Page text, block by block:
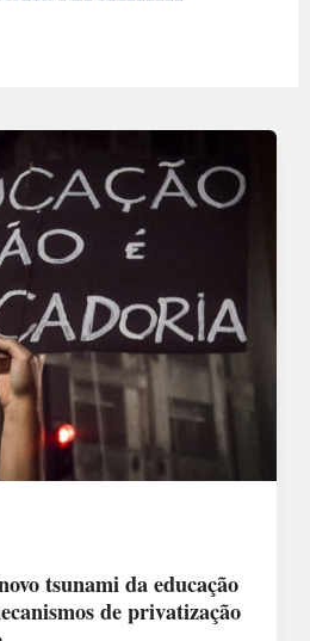
tsunami da educação
de privatização